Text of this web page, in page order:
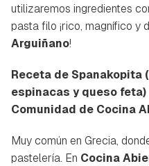
utilizaremos ingredientes
pasta filo ¡rico, magnífico y
Arguiñano!
Receta de Spanakopita
espinacas y queso feta)
Comunidad de Cocina
Muy común en Grecia,
pastelería. En Cocina